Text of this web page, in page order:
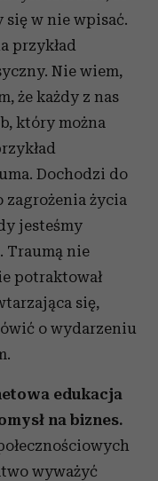
się w nie wpisać.
przykład
Nie wiem,
że każdy z nas
który można
Dochodzi do
życia
jesteśmy
Traumą nie
potraktował
się,
o wydarzeniu
edukacja
na biznes.
wyważyć